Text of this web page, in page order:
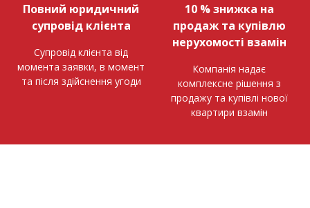
Повний юридичний
супровід клієнта
Супровід клієнта від
момента заявки, в момент
та після здійснення угоди
10 % знижка на
продаж та купівлю
нерухомості взамін
Компанія надає
комплексне рішення з
продажу та купівлі нової
квартири взамін